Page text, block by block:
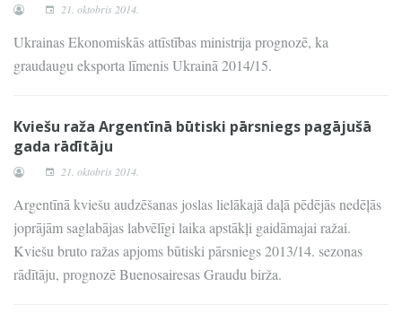
21. oktobris 2014.
Ukrainas Ekonomiskās attīstības ministrija prognozē, ka
graudaugu eksporta līmenis Ukrainā 2014/15.
Kviešu raža Argentīnā būtiski pārsniegs pagājušā
gada rādītāju
21. oktobris 2014.
Argentīnā kviešu audzēšanas joslas lielākajā daļā pēdējās nedēļās
joprājām saglabājas labvēlīgi laika apstākļi gaidāmajai ražai.
Kviešu bruto ražas apjoms būtiski pārsniegs 2013/14. sezonas
rādītāju, prognozē Buenosairesas Graudu birža.